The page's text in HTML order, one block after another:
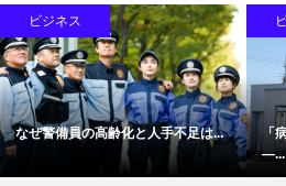
ビジネス
なぜ警備員の高齢化と人手不足は...
「
―...